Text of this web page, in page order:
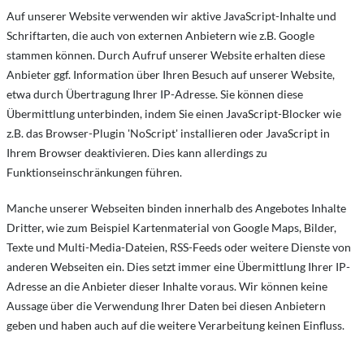
Auf unserer Website verwenden wir aktive JavaScript-Inhalte und
Schriftarten, die auch von externen Anbietern wie z.B. Google
stammen können. Durch Aufruf unserer Website erhalten diese
Anbieter ggf. Information über Ihren Besuch auf unserer Website,
etwa durch Übertragung Ihrer IP-Adresse. Sie können diese
Übermittlung unterbinden, indem Sie einen JavaScript-Blocker wie
z.B. das Browser-Plugin 'NoScript' installieren oder JavaScript in
Ihrem Browser deaktivieren. Dies kann allerdings zu
Funktionseinschränkungen führen.
Manche unserer Webseiten binden innerhalb des Angebotes Inhalte
Dritter, wie zum Beispiel Kartenmaterial von Google Maps, Bilder,
Texte und Multi-Media-Dateien, RSS-Feeds oder weitere Dienste von
anderen Webseiten ein. Dies setzt immer eine Übermittlung Ihrer IP-
Adresse an die Anbieter dieser Inhalte voraus. Wir können keine
Aussage über die Verwendung Ihrer Daten bei diesen Anbietern
geben und haben auch auf die weitere Verarbeitung keinen Einfluss.